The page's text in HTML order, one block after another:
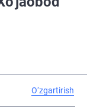
O‘zgartirish